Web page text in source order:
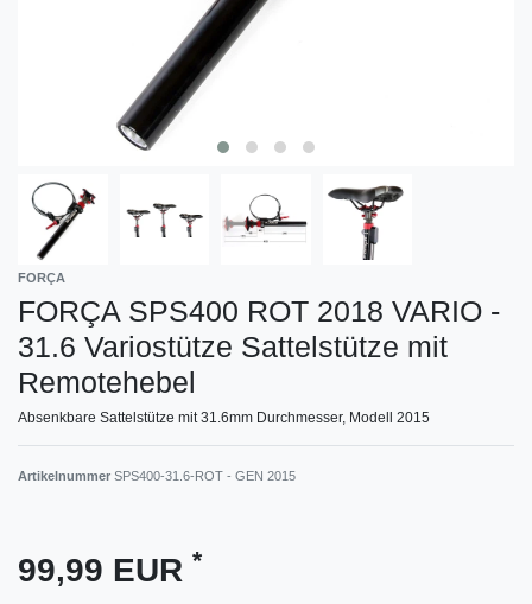
FORÇA
FORÇA SPS400 ROT 2018 VARIO -
31.6 Variostütze Sattelstütze mit
Remotehebel
Absenkbare Sattelstütze mit 31.6mm Durchmesser, Modell 2015
Artikelnummer SPS400-31.6-ROT - GEN 2015
99,99 EUR *